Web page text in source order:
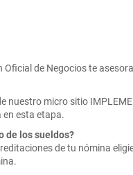
de Negocios te
nuestro micro sitio
esta etapa.
de los sueldos?
de tu nómina